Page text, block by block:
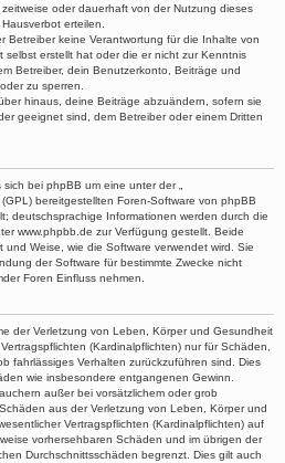
oder dauerhaft von der Nutzung dieses
erteilen.
Betreiber keine Verantwortung für die Inhalte von
selbst erstellt hat oder die er nicht zur Kenntnis
Betreiber, dein Benutzerkonto, Beiträge und
zu sperren.
hinaus, deine Beiträge abzuändern, sofern sie
geeignet sind, dem Betreiber oder einem Dritten
bei phpBB um eine unter der „
(GPL) bereitgestellten Foren-Software von phpBB
deutschsprachige Informationen werden durch die
www.phpbb.de zur Verfügung gestellt. Beide
Weise, wie die Software verwendet wird. Sie
der Software für bestimmte Zwecke nicht
Foren Einfluss nehmen.
der Verletzung von Leben, Körper und Gesundheit
(Kardinalpflichten) nur für Schäden,
fahrlässiges Verhalten zurückzuführen sind. Dies
wie insbesondere entgangenen Gewinn.
außer bei vorsätzlichem oder grob
aus der Verletzung von Leben, Körper und
Vertragspflichten (Kardinalpflichten) auf
vorhersehbaren Schäden und im übrigen der
Durchschnittsschäden begrenzt. Dies gilt auch